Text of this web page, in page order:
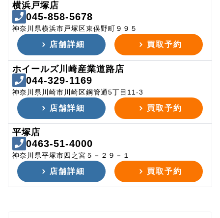
横浜戸塚店
045-858-5678
神奈川県横浜市戸塚区東俣野町９９５
店舗詳細 買取予約
ホイールズ川崎産業道路店
044-329-1169
神奈川県川崎市川崎区鋼管通5丁目11-3
店舗詳細 買取予約
平塚店
0463-51-4000
神奈川県平塚市四之宮５－２９－１
店舗詳細 買取予約